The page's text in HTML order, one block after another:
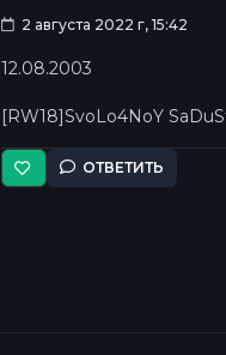
2 августа 2022 г, 15:42
12.08.2003
[RW18]SvoLo4NoY
ОТВЕТИТЬ